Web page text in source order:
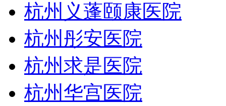
杭州义蓬颐康医院
杭州彤安医院
杭州求是医院
杭州华宫医院